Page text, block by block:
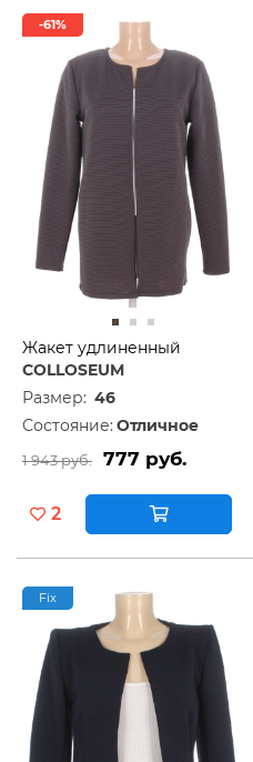
-61%
Жакет удлиненный
COLLOSEUM
Размер: 46
Состояние: Отличное
1 943 руб. 777 руб.
2
Fix